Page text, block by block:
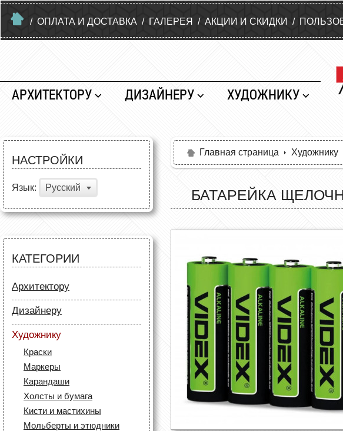
/ ОПЛАТА И ДОСТАВКА / ГАЛЕРЕЯ / АКЦИИ И СКИДКИ /
АРХИТЕКТОРУ ДИЗАЙНЕРУ ХУДОЖНИКУ
НАСТРОЙКИ
Язык: Русский
КАТЕГОРИИ
Архитектору
Бумага
Лайнеры
Маркеры
Карандаши
Аксессуары для
архитекторов
Дизайнеру
Бумага
Карандаши
Скетч маркеры
Лайнеры (рапидографы)
Аксессуары для дизайнеров
Художнику
Краски
Маркеры
Карандаши
Холсты и бумага
Кисти и мастихины
Мольберты и этюдники
Главная страница Художнику
БАТАРЕЙКА